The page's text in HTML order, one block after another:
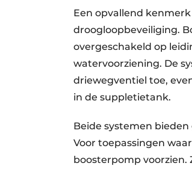
Een opvallend
droogloopbeveiliging.
overgeschakeld op
watervoorziening. De
driewegventiel toe,
in de suppletietank.
Beide systemen
Voor toepassingen
boosterpomp